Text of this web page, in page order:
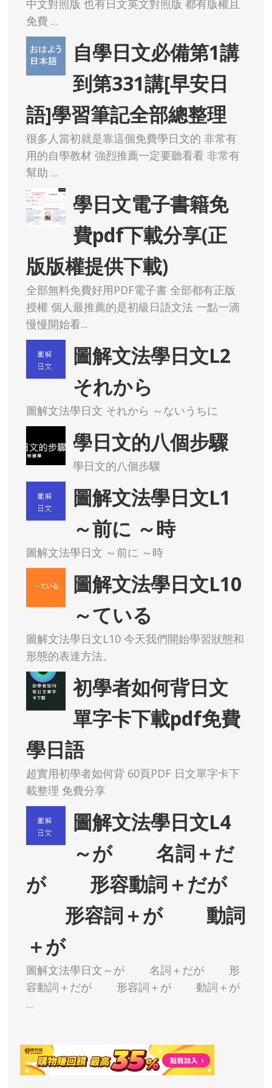
中文對照版 也有日文英文對照版 都有版權且
免費 ...
自學日文必備第1講
到第331講[早安日
語]學習筆記全部總整理
很多人當初就是靠這個免費學日文的 非常有
用的自學教材 強烈推薦一定要聽看看 非常有
幫助 ...
學日文電子書籍免
費pdf下載分享(正
版版權提供下載)
全部無料免費好用PDF電子書 全部都有正版
授權 個人最推薦的是初級日語文法 一點一滴
慢慢開始看...
圖解文法學日文L2
それから
圖解文法學日文 それから ～ないうちに
學日文的八個步驟
學日文的八個步驟
圖解文法學日文L1
～前に ～時
圖解文法學日文 ～前に ～時
圖解文法學日文L10
～ている
圖解文法學日文L10 今天我們開始學習狀態和
形態的表達方法。
初學者如何背日文
單字卡下載pdf免費
學日語
超實用初學者如何背 60頁PDF 日文單字卡下
載整理 免費分享
圖解文法學日文L4
～が 名詞＋だ
が 形容動詞＋だが
形容詞＋が 動詞
＋が
圖解文法學日文～が 名詞＋だが 形
容動詞＋だが 形容詞＋が 動詞＋が
...